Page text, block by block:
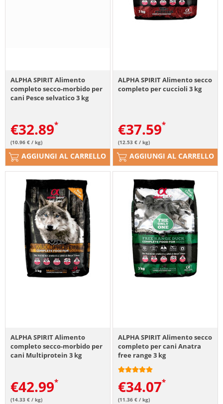
ALPHA SPIRIT Alimento
completo secco-morbido per
cani Pesce selvatico 3 kg
€32.89
(10.96 € / kg)
AGGIUNGI AL CARRELLO
ALPHA SPIRIT Alimento secco
completo per cuccioli 3 kg
€37.59
(12.53 € / kg)
AGGIUNGI AL CARRELLO
ALPHA SPIRIT Alimento
completo secco-morbido per
cani Multiprotein 3 kg
€42.99
(14.33 € / kg)
ALPHA SPIRIT Alimento secco
completo per cani Anatra
free range 3 kg
€34.07
(11.36 € / kg)